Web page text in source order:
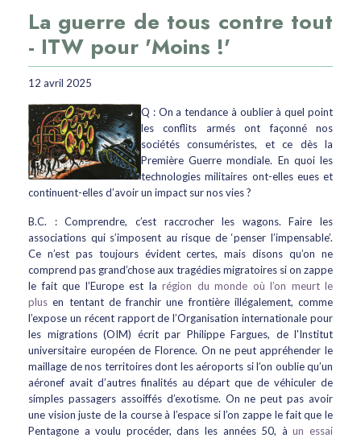
La guerre de tous contre tout
- ITW pour 'Moins !'
12 avril 2025
Q : On a tendance à oublier à quel point
les conflits armés ont façonné nos
sociétés consuméristes, et ce dès la
Première Guerre mondiale. En quoi les
technologies militaires ont-elles eues et
continuent-elles d’avoir un impact sur nos vies ?
B.C. : Comprendre, c’est raccrocher les wagons. Faire les
associations qui s’imposent au risque de ‘penser l’impensable’.
Ce n’est pas toujours évident certes, mais disons qu’on ne
comprend pas grand’chose aux tragédies migratoires si on zappe
le fait que l’Europe est la région du monde où l’on meurt le
plus en tentant de franchir une frontière illégalement, comme
l’expose un récent rapport de l’Organisation internationale pour
les migrations (OIM) écrit par Philippe Fargues, de l'Institut
universitaire européen de Florence. On ne peut appréhender le
maillage de nos territoires dont les aéroports si l’on oublie qu’un
aéronef avait d’autres finalités au départ que de véhiculer de
simples passagers assoiffés d’exotisme. On ne peut pas avoir
une vision juste de la course à l’espace si l’on zappe le fait que le
Pentagone a voulu procéder, dans les années 50, àun essai